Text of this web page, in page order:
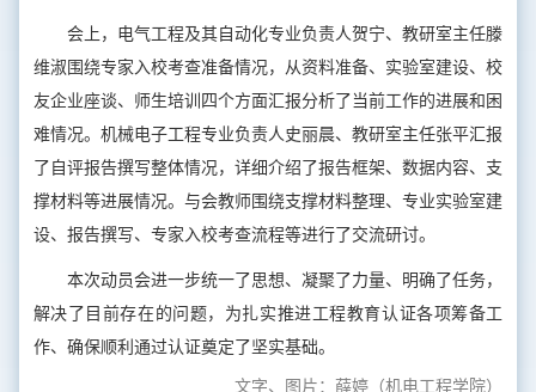
会上，电气工程及其自动化专业负责人贺宁、教研室主任滕
维淑围绕专家入校考查准备情况，从资料准备、实验室建设、校
友企业座谈、师生培训四个方面汇报分析了当前工作的进展和困
难情况。机械电子工程专业负责人史丽晨、教研室主任张平汇报
了自评报告撰写整体情况，详细介绍了报告框架、数据内容、支
撑材料等进展情况。与会教师围绕支撑材料整理、专业实验室建
设、报告撰写、专家入校考查流程等进行了交流研讨。
本次动员会进一步统一了思想、凝聚了力量、明确了任务，
解决了目前存在的问题，为扎实推进工程教育认证各项筹备工
作、确保顺利通过认证奠定了坚实基础。
文字、图片：薛婷（机电工程学院）